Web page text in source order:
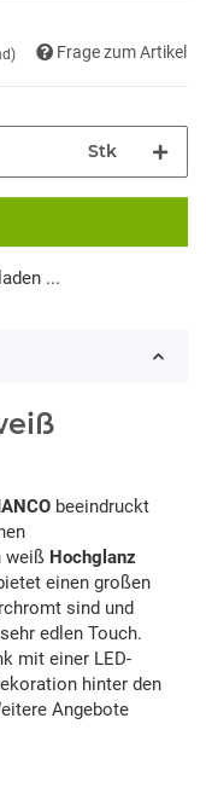
Frage zum Artikel
Stk
...
beeindruckt
weiß Hochglanz
einen großen
sind und
edlen Touch.
mit einer LED-
hinter den
Angebote